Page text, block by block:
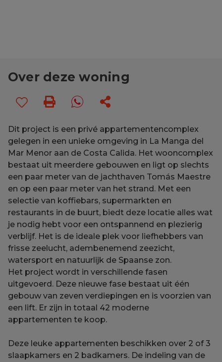
Over deze woning
Dit project is een privé appartementencomplex
gelegen in een unieke omgeving in La Manga del
Mar Menor aan de Costa Calida. Het wooncomplex
bestaat uit meerdere gebouwen en ligt op slechts
een paar meter van de jachthaven Tomás Maestre
en op een paar meter van het strand. Met een
selectie van koffiebars, supermarkten en
restaurants in de buurt, biedt deze locatie alles wat
je nodig hebt voor een ontspannend en plezierig
verblijf. Het is de ideale plek voor liefhebbers van
frisse zeelucht, adembenemend zeezicht,
watersport en natuurlijk de Spaanse zon.
Het project wordt in verschillende fasen
uitgevoerd. Deze nieuwe fase bestaat uit één
gebouw van zeven verdiepingen en is voorzien van
een lift. Er zijn in totaal 42 moderne
appartementen te koop.
Deze leuke appartementen beschikken over 2 of 3
slaapkamers en 2 badkamers. De indeling van de